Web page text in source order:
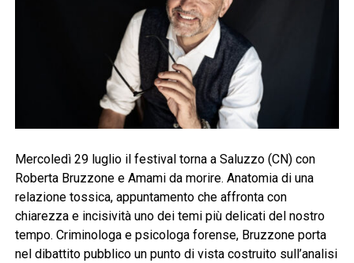
Mercoledì 29 luglio il festival torna a Saluzzo (CN) con
Roberta Bruzzone e Amami da morire. Anatomia di una
relazione tossica, appuntamento che affronta con
chiarezza e incisività uno dei temi più delicati del nostro
tempo. Criminologa e psicologa forense, Bruzzone porta
nel dibattito pubblico un punto di vista costruito sull’analisi